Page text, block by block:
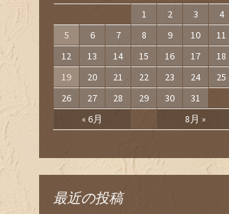
« 6月 8月 »
1 2 3
4
5
6 7 8 9 10
11
12
13 14 15 16 17
18
19
20 21 22 23 24
25
26
27 28 29 30 31
最近の投稿